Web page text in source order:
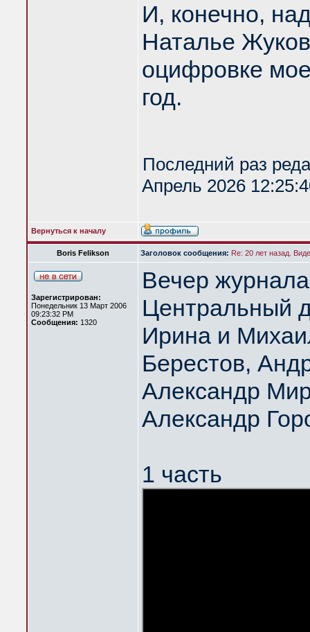
И, конечно,
Наталье
оцифровке
год.
Последний раз
Апрель 2026
Вернуться к началу
Boris Felikson Заголовок сообщения: Re: 20 лет назад.
Зарегистрирован:
Понедельник 13 Март 2006
09:23:32 PM
Сообщения: 1320
Вечер
Центральный
Ирина и
Берестов,
Александр
Александр
1 часть